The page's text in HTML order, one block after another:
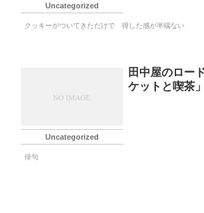
Uncategorized
クッキーがついてきただけで 得した感が半端ない
Uncategorized
田中屋のロー
ケットと喫茶
俳句